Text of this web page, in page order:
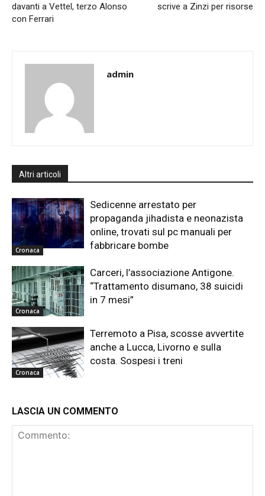
davanti a Vettel, terzo Alonso
con Ferrari
scrive a Zinzi per risorse
admin
Altri articoli
Cronaca
Sedicenne arrestato per
propaganda jihadista e neonazista
online, trovati sul pc manuali per
fabbricare bombe
Cronaca
Carceri, l’associazione Antigone.
“Trattamento disumano, 38 suicidi
in 7 mesi”
Cronaca
Terremoto a Pisa, scosse avvertite
anche a Lucca, Livorno e sulla
costa. Sospesi i treni
LASCIA UN COMMENTO